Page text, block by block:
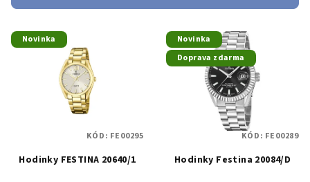
r
o
d
V
ý
Novinka
Hodinky FESTINA 20640/1
KÓD: FE00295
Novinka
Doprava zdarma
Hodinky Festina 20084/D
KÓD: FE00289